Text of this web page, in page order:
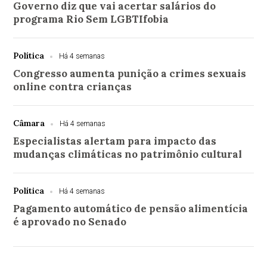
Governo diz que vai acertar salários do
programa Rio Sem LGBTIfobia
Política Há 4 semanas
Congresso aumenta punição a crimes sexuais
online contra crianças
Câmara Há 4 semanas
Especialistas alertam para impacto das
mudanças climáticas no patrimônio cultural
Política Há 4 semanas
Pagamento automático de pensão alimentícia
é aprovado no Senado